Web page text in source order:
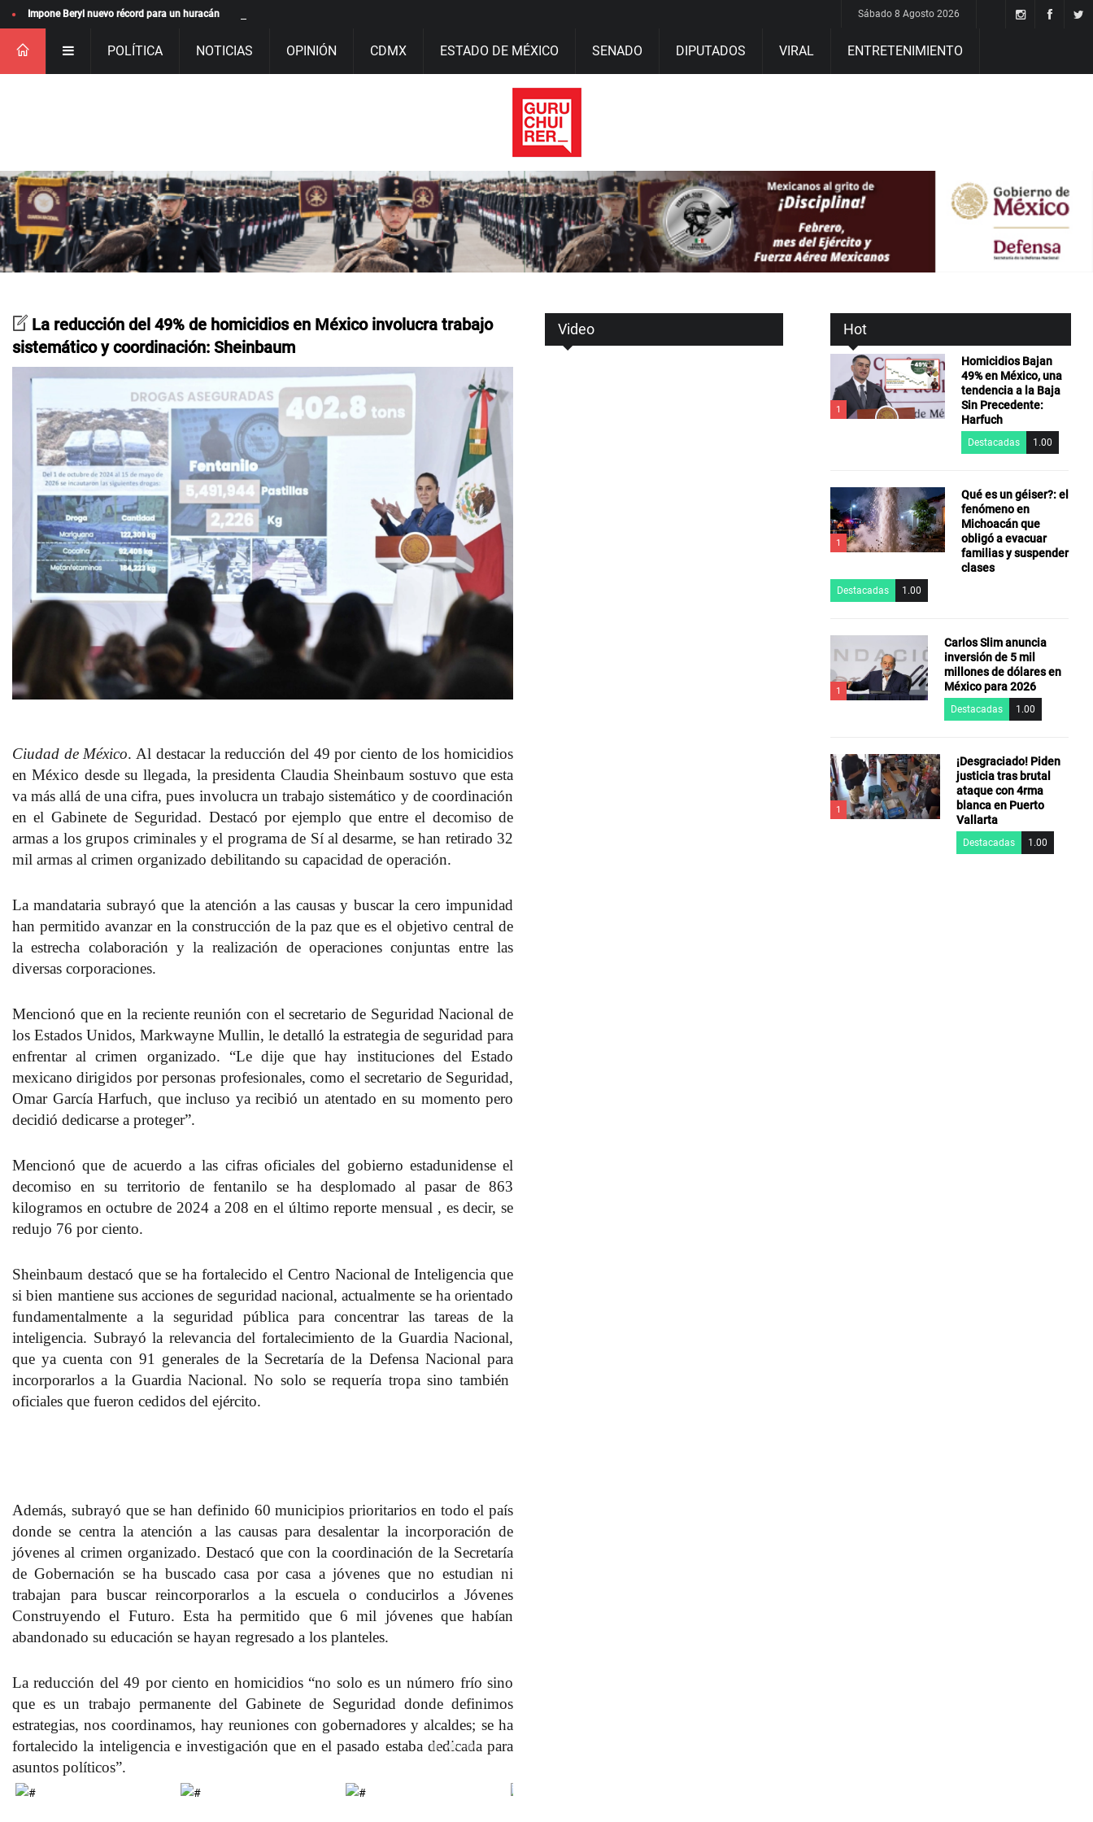
Impone Beryl nuevo récord para un huracán Sábado 8 Agosto 2026
POLÍTICA NOTICIAS OPINIÓN CDMX ESTADO DE MÉXICO SENADO DIPUTADOS VIRAL ENTRETENIMIENTO
La reducción del 49% de homicidios en México involucra trabajo
sistemático y coordinación: Sheinbaum
Ciudad de México. Al destacar la reducción del 49 por ciento de los homicidios
en México desde su llegada, la presidenta Claudia Sheinbaum sostuvo que esta
va más allá de una cifra, pues involucra un trabajo sistemático y de coordinación
en el Gabinete de Seguridad. Destacó por ejemplo que entre el decomiso de
armas a los grupos criminales y el programa de Sí al desarme, se han retirado 32
mil armas al crimen organizado debilitando su capacidad de operación.
La mandataria subrayó que la atención a las causas y buscar la cero impunidad
han permitido avanzar en la construcción de la paz que es el objetivo central de
la estrecha colaboración y la realización de operaciones conjuntas entre las
diversas corporaciones.
Mencionó que en la reciente reunión con el secretario de Seguridad Nacional de
los Estados Unidos, Markwayne Mullin, le detalló la estrategia de seguridad para
enfrentar al crimen organizado. “Le dije que hay instituciones del Estado
mexicano dirigidos por personas profesionales, como el secretario de Seguridad,
Omar García Harfuch, que incluso ya recibió un atentado en su momento pero
decidió dedicarse a proteger”.
Mencionó que de acuerdo a las cifras oficiales del gobierno estadunidense el
decomiso en su territorio de fentanilo se ha desplomado al pasar de 863
kilogramos en octubre de 2024 a 208 en el último reporte mensual , es decir, se
redujo 76 por ciento.
Sheinbaum destacó que se ha fortalecido el Centro Nacional de Inteligencia que
si bien mantiene sus acciones de seguridad nacional, actualmente se ha orientado
fundamentalmente a la seguridad pública para concentrar las tareas de la
inteligencia. Subrayó la relevancia del fortalecimiento de la Guardia Nacional,
que ya cuenta con 91 generales de la Secretaría de la Defensa Nacional para
incorporarlos a la Guardia Nacional. No solo se requería tropa sino también
oficiales que fueron cedidos del ejército.
Además, subrayó que se han definido 60 municipios prioritarios en todo el país
donde se centra la atención a las causas para desalentar la incorporación de
jóvenes al crimen organizado. Destacó que con la coordinación de la Secretaría
de Gobernación se ha buscado casa por casa a jóvenes que no estudian ni
trabajan para buscar reincorporarlos a la escuela o conducirlos a Jóvenes
Construyendo el Futuro. Esta ha permitido que 6 mil jóvenes que habían
abandonado su educación se hayan regresado a los planteles.
La reducción del 49 por ciento en homicidios “no solo es un número frío sino
que es un trabajo permanente del Gabinete de Seguridad donde definimos
estrategias, nos coordinamos, hay reuniones con gobernadores y alcaldes; se ha
fortalecido la inteligencia e investigación que en el pasado estaba dedicada para
asuntos políticos”.
Video Hot
1
Homicidios Bajan
49% en México, una
tendencia a la Baja
Sin Precedente:
Harfuch
Destacadas 1.00
1
Qué es un géiser?: el
fenómeno en
Michoacán que
obligó a evacuar
familias y suspender
clases
Destacadas 1.00
1
Carlos Slim anuncia
inversión de 5 mil
millones de dólares en
México para 2026
Destacadas 1.00
1
¡Desgraciado! Piden
justicia tras brutal
ataque con 4rma
blanca en Puerto
Vallarta
Destacadas 1.00